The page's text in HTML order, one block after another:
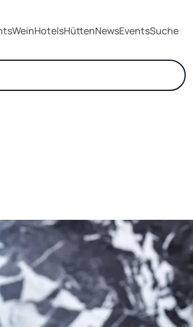
WeinHotelsHüttenNewsEventsSuche